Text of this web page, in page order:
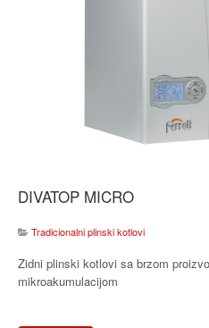
DIVATOP MICRO
Tradicionalni plinski kotlovi
Zidni plinski kotlovi sa brzom
mikroakumulacijom